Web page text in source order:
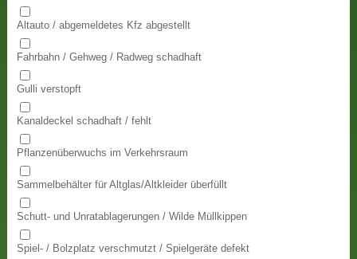
Altauto / abgemeldetes Kfz abgestellt
Fahrbahn / Gehweg / Radweg schadhaft
Gulli verstopft
Kanaldeckel schadhaft / fehlt
Pflanzenüberwuchs im Verkehrsraum
Sammelbehälter für Altglas/Altkleider überfüllt
Schutt- und Unratablagerungen / Wilde Müllkippen
Spiel- / Bolzplatz verschmutzt / Spielgeräte defekt